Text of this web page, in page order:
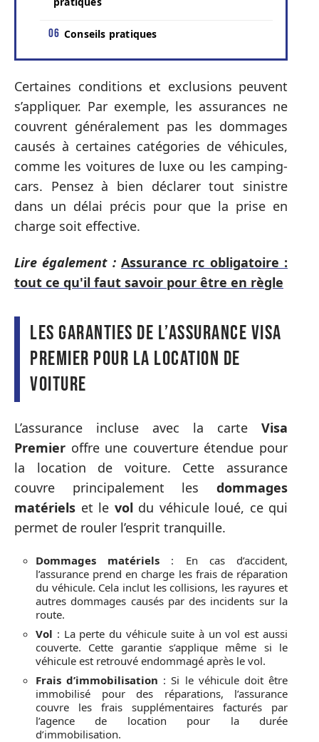
Conseils pratiques
Certaines conditions et exclusions peuvent
s’appliquer. Par exemple, les assurances ne
couvrent généralement pas les dommages
causés à certaines catégories de véhicules,
comme les voitures de luxe ou les camping-
cars. Pensez à bien déclarer tout sinistre
dans un délai précis pour que la prise en
charge soit effective.
Lire également : Assurance rc obligatoire :
tout ce qu'il faut savoir pour être en règle
Les garanties de l’assurance Visa
Premier pour la location de
voiture
L’assurance incluse avec la carte Visa
Premier offre une couverture étendue pour
la location de voiture. Cette assurance
couvre principalement les dommages
matériels et le vol du véhicule loué, ce qui
permet de rouler l’esprit tranquille.
Dommages matériels : En cas d’accident,
l’assurance prend en charge les frais de réparation
du véhicule. Cela inclut les collisions, les rayures et
autres dommages causés par des incidents sur la
route.
Vol : La perte du véhicule suite à un vol est aussi
couverte. Cette garantie s’applique même si le
véhicule est retrouvé endommagé après le vol.
Frais d’immobilisation : Si le véhicule doit être
immobilisé pour des réparations, l’assurance
couvre les frais supplémentaires facturés par
l’agence de location pour la durée
d’immobilisation.